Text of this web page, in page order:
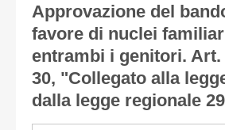
Approvazione del
favore di nuclei
entrambi i genitori. Art.
30, "Collegato alla
dalla legge regionale